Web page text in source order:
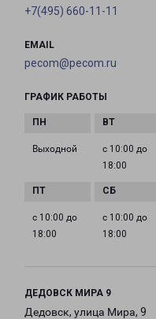
+7(495) 660-11-11
EMAIL
pecom@pecom.ru
ГРАФИК РАБОТЫ
Выходной
с 10:00 до
18:00
с 10:00 до
18:00
с 10:00 до
18:00
ДЕДОВСК МИРА 9
Дедовск, улица Мира, 9